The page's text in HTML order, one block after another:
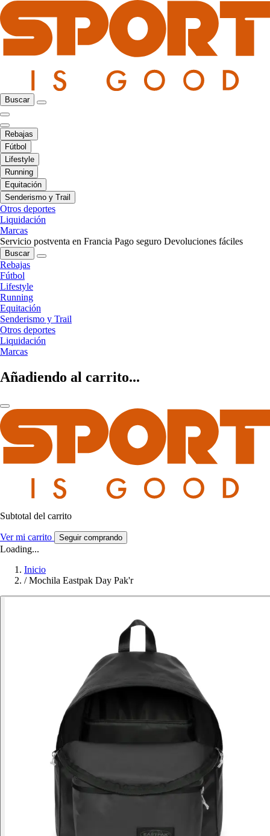
Buscar
Rebajas
Fútbol
Lifestyle
Running
Equitación
Senderismo y Trail
Otros deportes
Liquidación
Marcas
Servicio postventa en Francia Pago seguro Devoluciones fáciles
Buscar
Rebajas
Fútbol
Lifestyle
Running
Equitación
Senderismo y Trail
Otros deportes
Liquidación
Marcas
Añadiendo al carrito...
Subtotal del carrito
Ver mi carrito Seguir comprando
Loading...
Inicio
/ Mochila Eastpak Day Pak'r